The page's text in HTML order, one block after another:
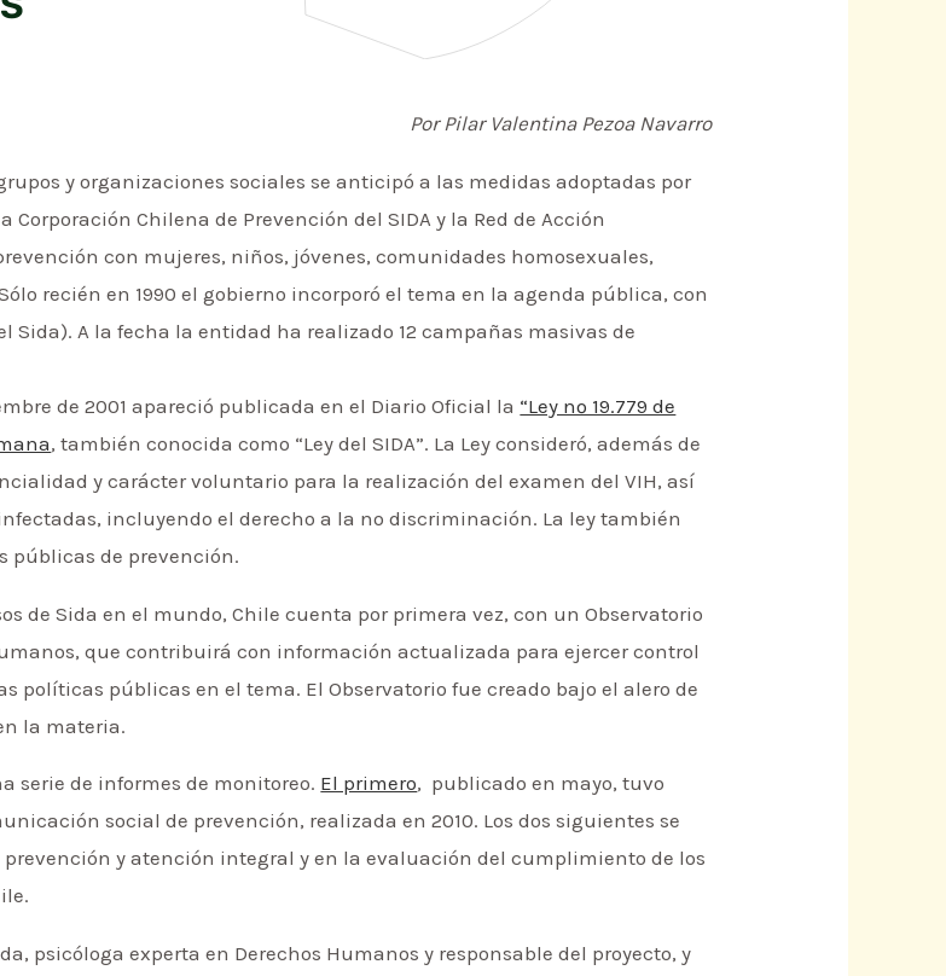
Por Pilar Valentina Pezoa Navarro
y organizaciones sociales se anticipó a las medidas adoptadas por
Chilena de Prevención del SIDA y la Red de Acción
con mujeres, niños, jóvenes, comunidades homosexuales,
recién en 1990 el gobierno incorporó el tema en la agenda pública, con
Sida). A la fecha la entidad ha realizado 12 campañas masivas de
de 2001 apareció publicada en el Diario Oficial la “Ley nº 19.779 de
, también conocida como “Ley del SIDA”. La Ley consideró, además de
y carácter voluntario para la realización del examen del VIH, así
incluyendo el derecho a la no discriminación. La ley también
públicas de prevención.
de Sida en el mundo, Chile cuenta por primera vez, con un Observatorio
que contribuirá con información actualizada para ejercer control
políticas públicas en el tema. El Observatorio fue creado bajo el alero de
la materia.
serie de informes de monitoreo. El primero, publicado en mayo, tuvo
social de prevención, realizada en 2010. Los dos siguientes se
y atención integral y en la evaluación del cumplimiento de los
psicóloga experta en Derechos Humanos y responsable del proyecto, y